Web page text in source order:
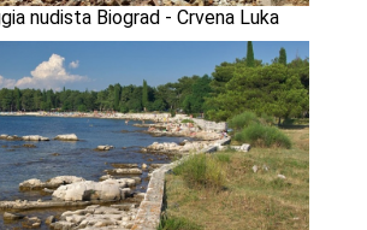
nudista Biograd - Crvena Luka